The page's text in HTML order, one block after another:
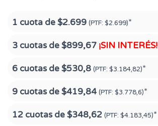
1 cuota de$2.699 (PTF: $2.699)*
3 cuotas de$899,67 ¡SIN INTERÉS!
6 cuotas de$530,8 (PTF: $3.184,82)*
9 cuotas de$419,84 (PTF: $3.778,6)*
12 cuotas de$348,62 (PTF: $4.183,45)*